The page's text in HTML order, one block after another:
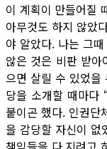
이 계획이 만들어질
아무것도 하지 않았
야 알았다. 나는 그
않은 것은 비판 받
으면 살릴 수 있었을
당을 소개할 때마다
붙이곤 했다. 인권단
을 감당할 자신이 없